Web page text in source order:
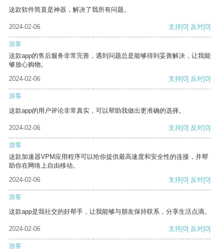
这款软件简直是神器，解决了我所有问题。
2024-02-06 支持[0] 反对[0]
游客
这款app的售后服务非常完善，遇到问题总是能够得到妥善解决，让我能
够放心购物。
2024-02-06
支持[0] 反对[0]
游客
这款app的用户评论非常真实，可以帮助我做出更准确的选择。
2024-02-06 支持[0] 反对[0]
游客
这款加速器VPM应用程序可以给你提供最高速度和安全性的连接，并帮
助你在网络上自由移动。
2024-02-06
支持[0] 反对[0]
游客
这款app是我社交的好帮手，让我能够与朋友保持联系，分享生活点滴。
2024-02-06 支持[0] 反对[0]
游客